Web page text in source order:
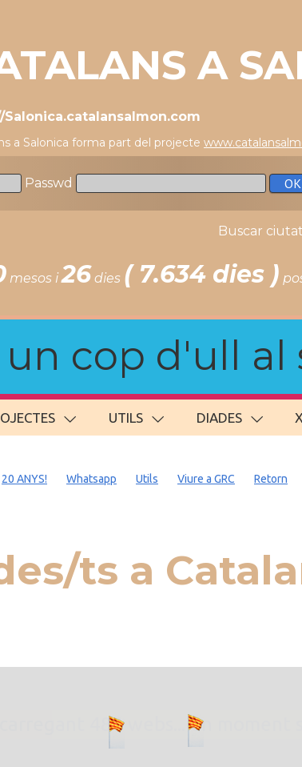
A
a Salonica forma part del projecte
Passwd
Buscar
mesos i26dies ( 7.634 dies )
cop d'ull al
UTILS DIADES
20 ANYS! Whatsapp Utils Viure a GRC Retorn
ts a
484 webs... un moment